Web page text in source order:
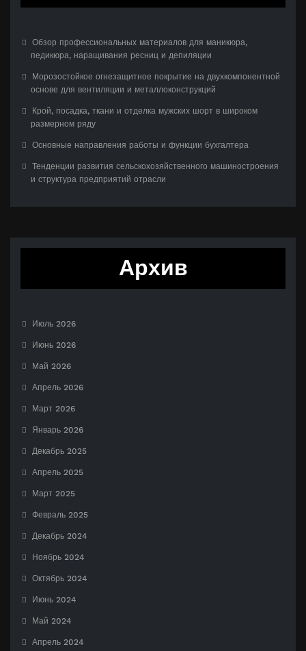
Обзор профессиональных материалов для маникюра,
педикюра, наращивания ресниц и депиляции
Морозостойкое огнезащитное покрытие на двухкомпонентной
основе для вентиляции и металлоконструкций
Крой, посадка, ткани и отделка мужских шорт в широком
размерном ряду
Основные направления работы и функции бухгалтера
Тенденции развития сельскохозяйственного машиностроения
и структура предприятий отрасли
Архив
Июль 2026
Июнь 2026
Май 2026
Апрель 2026
Март 2026
Январь 2026
Декабрь 2025
Апрель 2025
Март 2025
Февраль 2025
Декабрь 2024
Ноябрь 2024
Октябрь 2024
Июнь 2024
Май 2024
Апрель 2024